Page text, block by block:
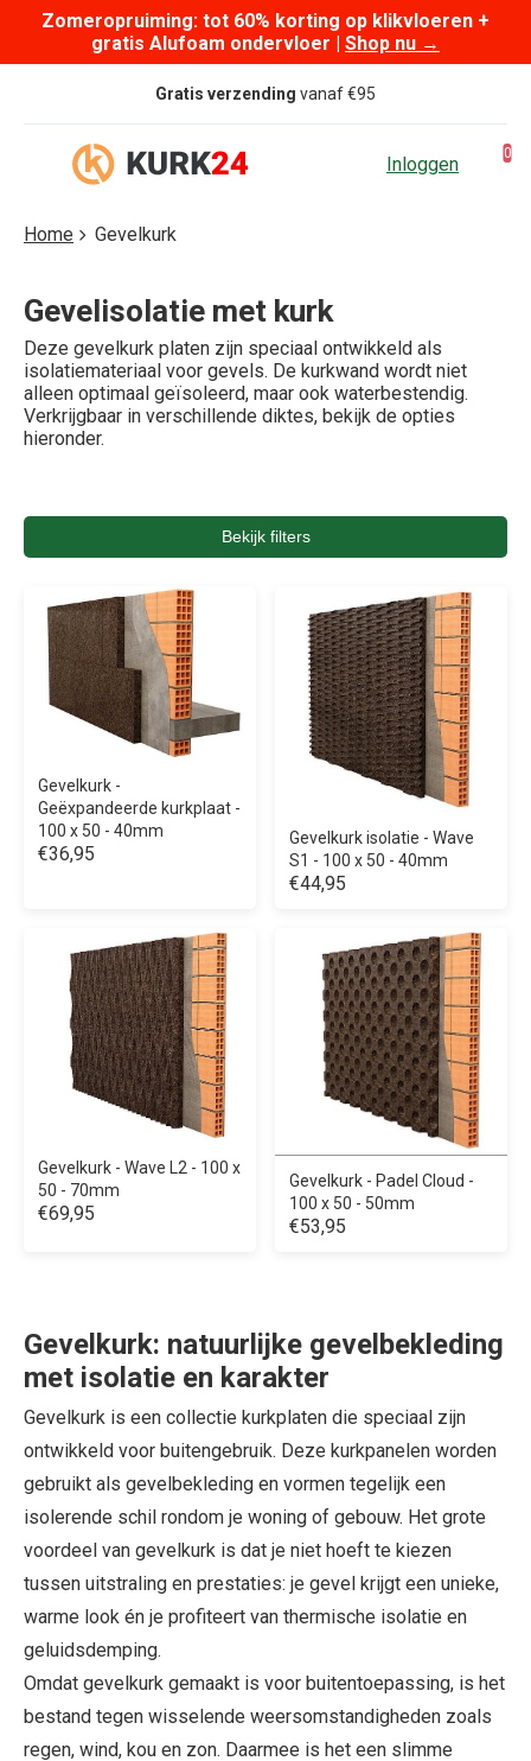
Skip to content
Zomeropruiming: tot 60% korting op klikvloeren +
gratis Alufoam ondervloer | Shop nu →
Gratis verzending vanaf €95
Inloggen 0
Home Gevelkurk
Gevelisolatie met kurk
Deze gevelkurk platen zijn speciaal ontwikkeld als
isolatiemateriaal voor gevels. De kurkwand wordt niet
alleen optimaal geïsoleerd, maar ook waterbestendig.
Verkrijgbaar in verschillende diktes, bekijk de opties
hieronder.
Bekijk filters
Gevelkurk -
Geëxpandeerde kurkplaat -
100 x 50 - 40mm
€36,95
Gevelkurk isolatie - Wave
S1 - 100 x 50 - 40mm
€44,95
Gevelkurk - Wave L2 - 100 x
50 - 70mm
€69,95
Gevelkurk - Padel Cloud -
100 x 50 - 50mm
€53,95
Gevelkurk: natuurlijke gevelbekleding
met isolatie en karakter
Gevelkurk is een collectie kurkplaten die speciaal zijn
ontwikkeld voor buitengebruik. Deze kurkpanelen worden
gebruikt als gevelbekleding en vormen tegelijk een
isolerende schil rondom je woning of gebouw. Het grote
voordeel van gevelkurk is dat je niet hoeft te kiezen
tussen uitstraling en prestaties: je gevel krijgt een unieke,
warme look én je profiteert van thermische isolatie en
geluidsdemping.
Omdat gevelkurk gemaakt is voor buitentoepassing, is het
bestand tegen wisselende weersomstandigheden zoals
regen, wind, kou en zon. Daarmee is het een slimme